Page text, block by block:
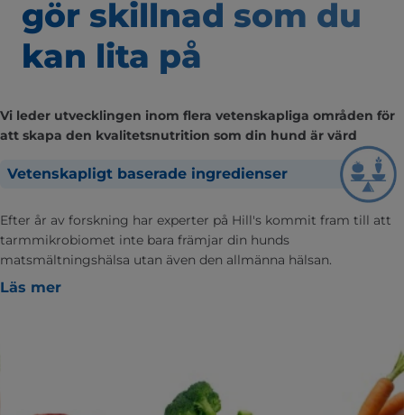
gör skillnad som du
kan lita på
Vi leder utvecklingen inom flera vetenskapliga områden för
att skapa den kvalitetsnutrition som din hund är värd
Vetenskapligt baserade ingredienser
Efter år av forskning har experter på Hill's kommit fram till att
tarmmikrobiomet inte bara främjar din hunds
matsmältningshälsa utan även den allmänna hälsan.
Läs mer